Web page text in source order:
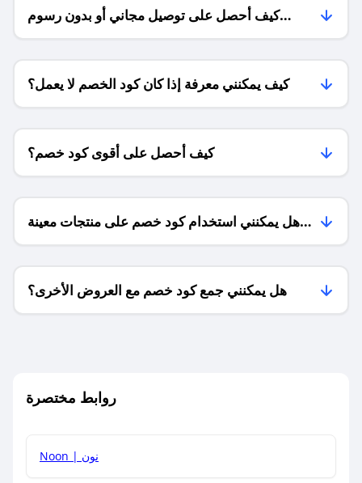
كيف أحصل على توصيل مجاني أو بدون رسوم
الشحن ؟
كيف يمكنني معرفة إذا كان كود الخصم لا يعمل؟
كيف أحصل على أقوى كود خصم؟
هل يمكنني استخدام كود خصم على منتجات معينة
فقط؟
هل يمكنني جمع كود خصم مع العروض الأخرى؟
روابط مختصرة
Noon | نون